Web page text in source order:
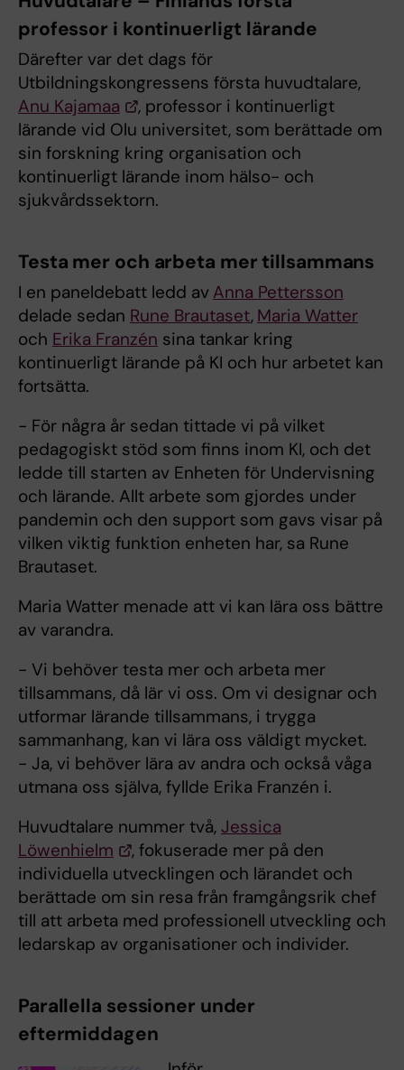
professor i kontinuerligt lärande
Därefter var det dags för
Utbildningskongressens första huvudtalare,
Anu Kajamaa
, professor i kontinuerligt
lärande vid Olu universitet, som berättade om
sin forskning kring organisation och
kontinuerligt lärande inom hälso- och
sjukvårdssektorn.
Testa mer och arbeta mer tillsammans
I en paneldebatt ledd av Anna Pettersson
delade sedan Rune Brautaset, Maria Watter
och Erika Franzén sina tankar kring
kontinuerligt lärande på KI och hur arbetet kan
fortsätta.
- För några år sedan tittade vi på vilket
pedagogiskt stöd som finns inom KI, och det
ledde till starten av Enheten för Undervisning
och lärande. Allt arbete som gjordes under
pandemin och den support som gavs visar på
vilken viktig funktion enheten har, sa Rune
Brautaset.
Maria Watter menade att vi kan lära oss bättre
av varandra.
- Vi behöver testa mer och arbeta mer
tillsammans, då lär vi oss. Om vi designar och
utformar lärande tillsammans, i trygga
sammanhang, kan vi lära oss väldigt mycket.
- Ja, vi behöver lära av andra och också våga
utmana oss själva, fyllde Erika Franzén i.
Huvudtalare nummer två, Jessica
Löwenhielm
, fokuserade mer på den
individuella utvecklingen och lärandet och
berättade om sin resa från framgångsrik chef
till att arbeta med professionell utveckling och
ledarskap av organisationer och individer.
Parallella sessioner under
eftermiddagen